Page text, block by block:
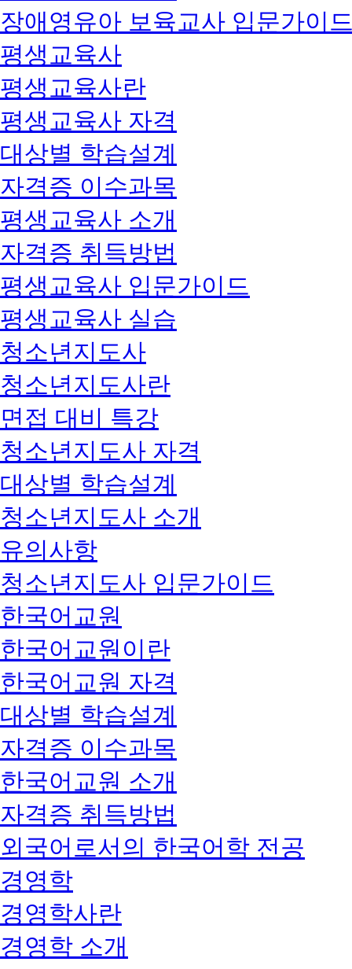
장애영유아 보육교사 입문가이
평생교육사
평생교육사란
평생교육사 자격
대상별 학습설계
자격증 이수과목
평생교육사 소개
자격증 취득방법
평생교육사 입문가이드
평생교육사 실습
청소년지도사
청소년지도사란
면접 대비 특강
청소년지도사 자격
대상별 학습설계
청소년지도사 소개
유의사항
청소년지도사 입문가이드
한국어교원
한국어교원이란
한국어교원 자격
대상별 학습설계
자격증 이수과목
한국어교원 소개
자격증 취득방법
외국어로서의 한국어학 전공
경영학
경영학사란
경영학 소개